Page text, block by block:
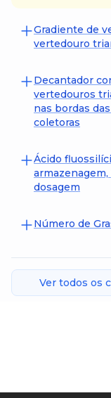
Gradiente de
vertedouro
Decantador
vertedouros
nas bordas
coletoras
Ácido
dosagem
Número de
Ver todos os